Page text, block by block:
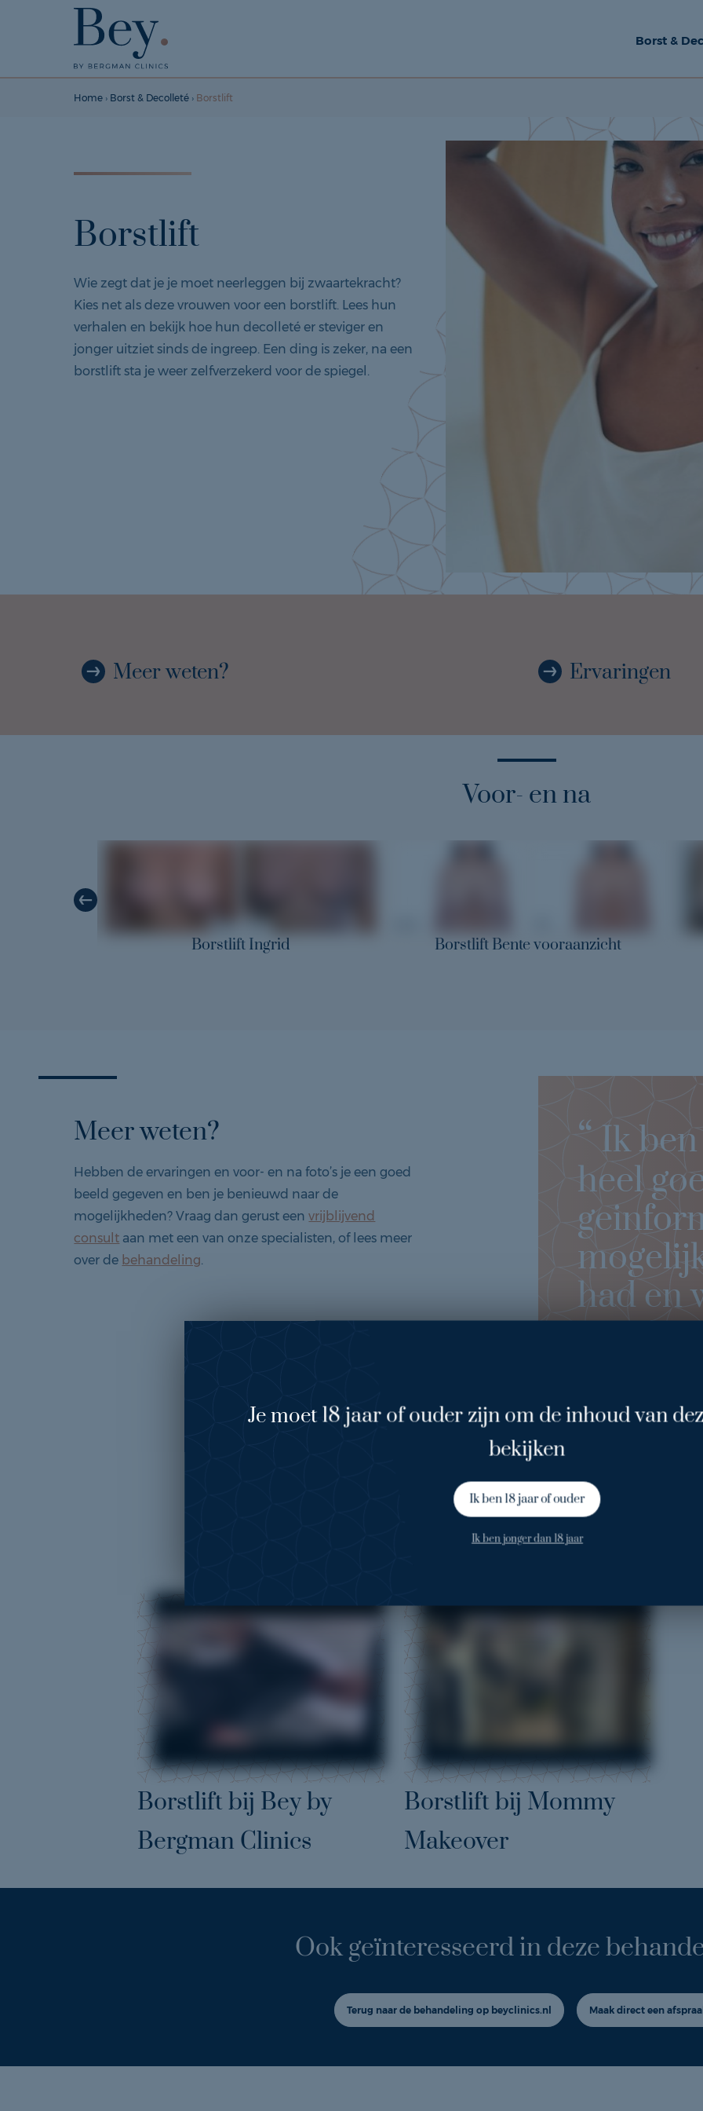
Je moet 18 jaar of ouder zijn om de inhoud van
bekijken
Ik ben 18 jaar of ouder
Ik ben jonger dan 18 jaar
Borst &
Home › Borst & Decolleté › Borstlift
Borstlift
Wie zegt dat je je moet neerleggen bij zwaartekracht?
Kies net als deze vrouwen voor een borstlift. Lees hun
verhalen en bekijk hoe hun decolleté er steviger en
jonger uitziet sinds de ingreep. Een ding is zeker, na een
borstlift sta je weer zelfverzekerd voor de spiegel.
Meer weten? Ervaringen
Voor- en na
Borstlift Ingrid Borstlift Bente vooraanzicht
Meer weten?
Hebben de ervaringen en voor- en na foto’s je een goed
beeld gegeven en ben je benieuwd naar de
mogelijkheden? Vraag dan gerust eenvrijblijvend
consult aan met een van onze specialisten, of lees meer
over de behandeling.
“ Ik
heel
had en
Video's
Borstlift bij Bey by
Bergman Clinics
Borstlift bij Mommy
Makeover
Ook geïnteresseerd in deze
Terug naar de behandeling op beyclinics.nl Maak direct een